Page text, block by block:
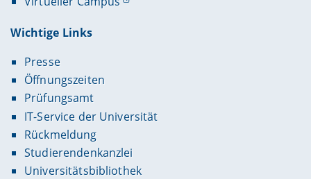
Wichtige Links
Presse
Öffnungszeiten
Prüfungsamt
IT-Service der Universität
Rückmeldung
Studierendenkanzlei
Universitätsbibliothek